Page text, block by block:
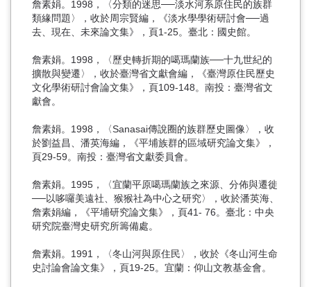
詹素娟。1998，〈分類的迷思──淡水河系原住民的族群
類緣問題〉，收於周宗賢編，《淡水學學術研討會──過
去、現在、未來論文集》，頁1-25。臺北：國史館。
詹素娟。1998，〈歷史轉折期的噶瑪蘭族──十九世紀的
擴散與變遷〉，收於臺灣省文獻會編，《臺灣原住民歷史
文化學術研討會論文集》，頁109-148。南投：臺灣省文
獻會。
詹素娟。1998，〈Sanasai傳說圈的族群歷史圖像〉，收
於劉益昌、潘英海編，《平埔族群的區域研究論文集》，
頁29-59。南投：臺灣省文獻委員會。
詹素娟。1995，〈宜蘭平原噶瑪蘭族之來源、分佈與遷徙
──以哆囉美遠社、猴猴社為中心之研究〉，收於潘英海、
詹素娟編，《平埔研究論文集》，頁41- 76。臺北：中央
研究院臺灣史研究所籌備處。
詹素娟。1991，〈冬山河與原住民〉，收於《冬山河生命
史討論會論文集》，頁19-25。宜蘭：仰山文教基金會。